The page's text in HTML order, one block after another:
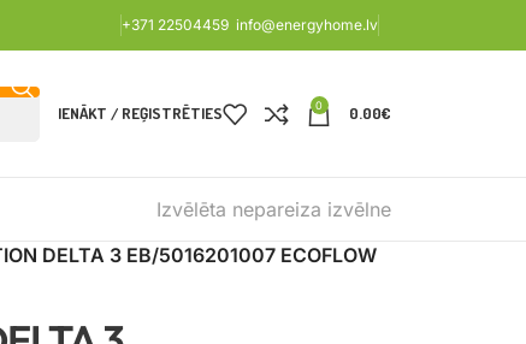
+371 22504459 info@energyhome.lv
IENĀKT / REĢISTRĒTIES 0 0.00€
Izvēlēta nepareiza izvēlne
DELTA 3 EB/5016201007 ECOFLOW